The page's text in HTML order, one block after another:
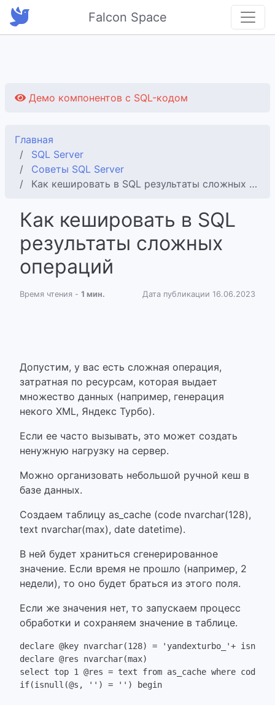
Falcon Space
Демо компонентов с SQL-кодом
Главная
SQL Server
Советы SQL Server
Как кешировать в SQL результаты сложных операций
Как кешировать в SQL
результаты сложных
операций
Время чтения - 1 мин. Дата публикации 16.06.2023
Допустим, у вас есть сложная операция,
затратная по ресурсам, которая выдает
множество данных (например, генерация
некого XML, Яндекс Турбо).
Если ее часто вызывать, это может создать
ненужную нагрузку на сервер.
Можно организовать небольшой ручной кеш в
базе данных.
Создаем таблицу as_cache (code nvarchar(128),
text nvarchar(max), date datetime).
В ней будет храниться сгенерированное
значение. Если время не прошло (например, 2
недели), то оно будет браться из этого поля.
Если же значения нет, то запускаем процесс
обработки и сохраняем значение в таблице.
declare @key nvarchar(128) = 'yandexturbo_'+
declare @res nvarchar(max)
select top 1 @res = text from as_cache where code
if(isnull(@s, '') = '') begin